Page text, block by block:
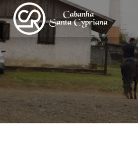
Ir
para
conteúdo